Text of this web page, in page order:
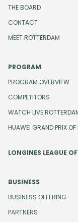
THE BOARD
CONTACT
MEET ROTTERDAM
PROGRAM
PROGRAM OVERVIEW
COMPETITORS
WATCH LIVE
HUAWEI GRAND PRIX
LONGINES LEAGUE
BUSINESS
BUSINESS OFFERING
PARTNERS